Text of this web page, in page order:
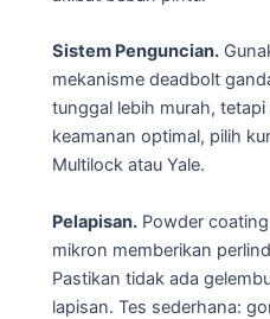
Sistem Penguncian.
mekanisme deadbolt
tunggal lebih murah,
keamanan optimal, pilih
Multilock atau Yale.
Pelapisan. Powder
mikron memberikan
Pastikan tidak ada
lapisan. Tes sederhana: